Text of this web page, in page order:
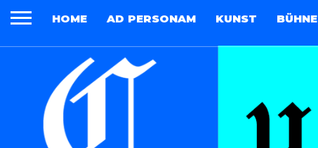
HOME AD PERSONAM KUNST BÜHNE